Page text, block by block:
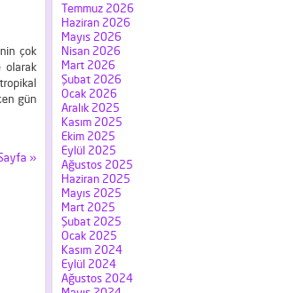
çok
olarak
gün
»
Temmuz 2026
Haziran 2026
Mayıs 2026
Nisan 2026
Mart 2026
Şubat 2026
Ocak 2026
Aralık 2025
Kasım 2025
Ekim 2025
Eylül 2025
Ağustos 2025
Haziran 2025
Mayıs 2025
Mart 2025
Şubat 2025
Ocak 2025
Kasım 2024
Eylül 2024
Ağustos 2024